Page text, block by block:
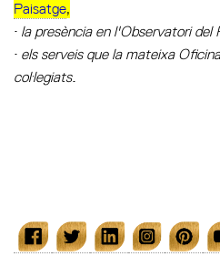
Paisatge,
· la presència en l'Observatori del
· els serveis que la mateixa
col·legiats.